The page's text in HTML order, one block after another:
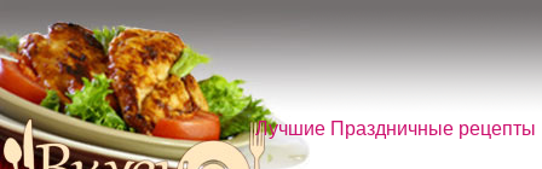
Лучшие Праздничные рецепты